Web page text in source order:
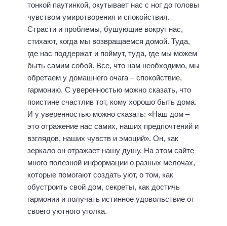
тонкой паутинкой, окутывает нас с ног до головы
чувством умиротворения и спокойствия.
Страсти и проблемы, бушующие вокруг нас,
стихают, когда мы возвращаемся домой. Туда,
где нас поддержат и поймут, туда, где мы можем
быть самим собой. Все, что нам необходимо, мы
обретаем у домашнего очага – спокойствие,
гармонию. С уверенностью можно сказать, что
поистине счастлив тот, кому хорошо быть дома.
И у уверенностью можно сказать: «Наш дом –
это отражение нас самих, наших предпочтений и
взглядов, наших чувств и эмоций». Он, как
зеркало он отражает нашу душу. На этом сайте
много полезной информации о разных мелочах,
которые помогают создать уют, о том, как
обустроить свой дом, секреты, как достичь
гармонии и получать истинное удовольствие от
своего уютного уголка.